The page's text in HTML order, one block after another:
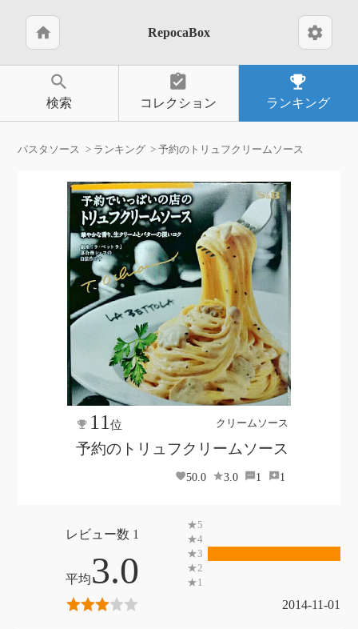
home RepocaBox settings
search
検索
assignment_turned_in
コレクション
emoji_events
ランキング
パスタソース ランキング 予約のトリュフクリームソース
クリームソース
11位
予約のトリュフクリームソース
50.0 3.0 1 1
1
3.0
2014-11-01